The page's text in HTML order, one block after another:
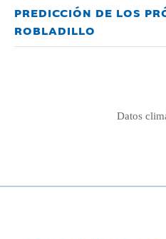
PREDICCIÓN DE LOS
ROBLADILLO
Datos